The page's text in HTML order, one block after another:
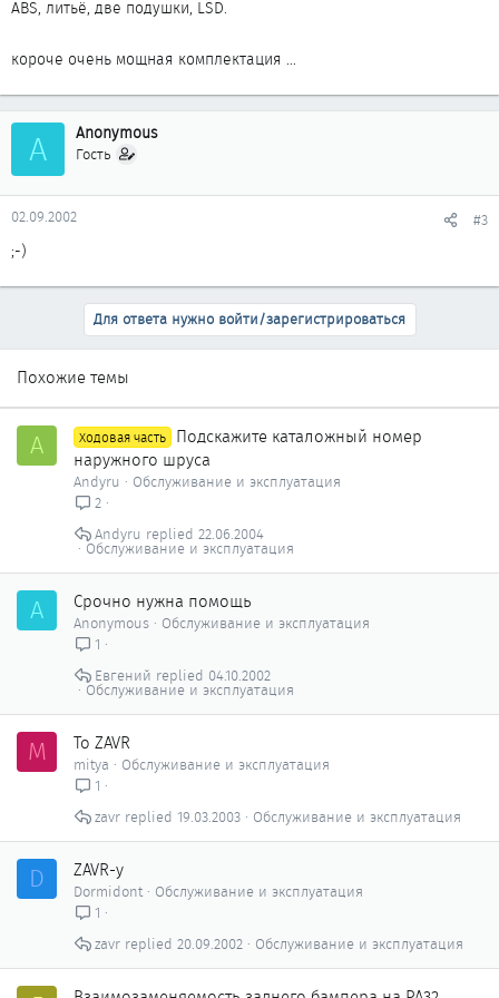
ABS, литьё, две подушки, LSD.
короче очень мощная комплектация ...
A Anonymous
Гость
02.09.2002 #3
;-)
Для ответа нужно войти/зарегистрироваться
Похожие темы
A Ходовая часть Подскажите каталожный номер
наружного шруса
Andyru
Обслуживание и эксплуатация
2
Обслуживание и эксплуатация
22.06.2004
Andyru
A Срочно нужна помощь
Anonymous
Обслуживание и эксплуатация
1
Обслуживание и эксплуатация
04.10.2002
Евгений
M To ZAVR
mitya
Обслуживание и эксплуатация
1
Обслуживание и эксплуатация
19.03.2003
zavr
D ZAVR-у
Dormidont
Обслуживание и эксплуатация
1
Обслуживание и эксплуатация
20.09.2002
zavr